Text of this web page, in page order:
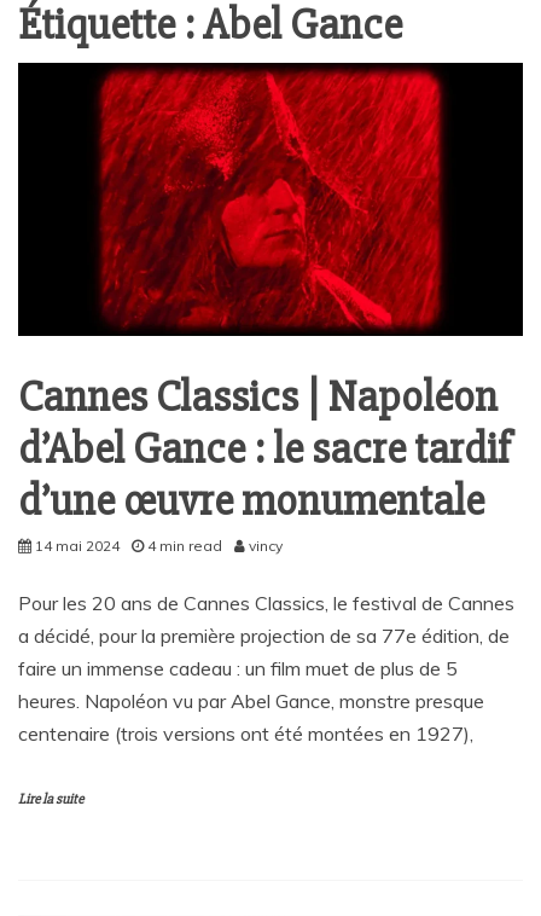
Étiquette :Abel Gance
Cannes Classics | Napoléon
d’Abel Gance : le sacre tardif
d’une œuvre monumentale
14 mai 2024 4 min read vincy
Pour les 20 ans de Cannes Classics, le festival de Cannes
a décidé, pour la première projection de sa 77e édition, de
faire un immense cadeau : un film muet de plus de 5
heures. Napoléon vu par Abel Gance, monstre presque
centenaire (trois versions ont été montées en 1927),
Lire la suite